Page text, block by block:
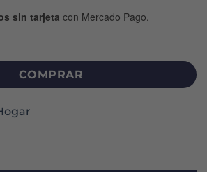
sin tarjeta con Mercado Pago.
COMPRAR